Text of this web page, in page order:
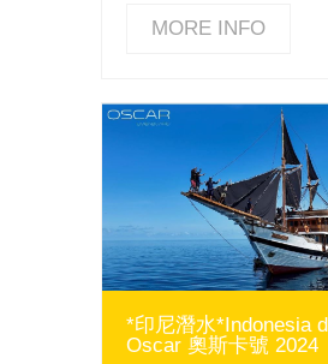
MORE INFO
GO
*印尼潛水*Indonesia
Oscar 奧斯卡號 2024